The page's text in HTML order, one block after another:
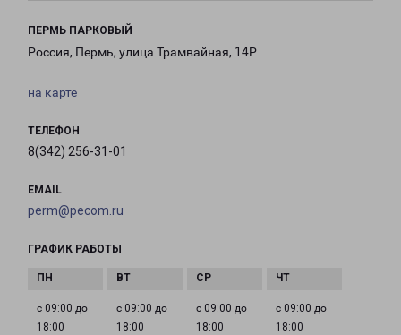
ПЕРМЬ ПАРКОВЫЙ
Россия, Пермь, улица Трамвайная, 14Р
на карте
ТЕЛЕФОН
8(342) 256-31-01
EMAIL
perm@pecom.ru
ГРАФИК РАБОТЫ
с 09:00 до
18:00
с 09:00 до
18:00
с 09:00 до
18:00
с 09:00 до
18:00